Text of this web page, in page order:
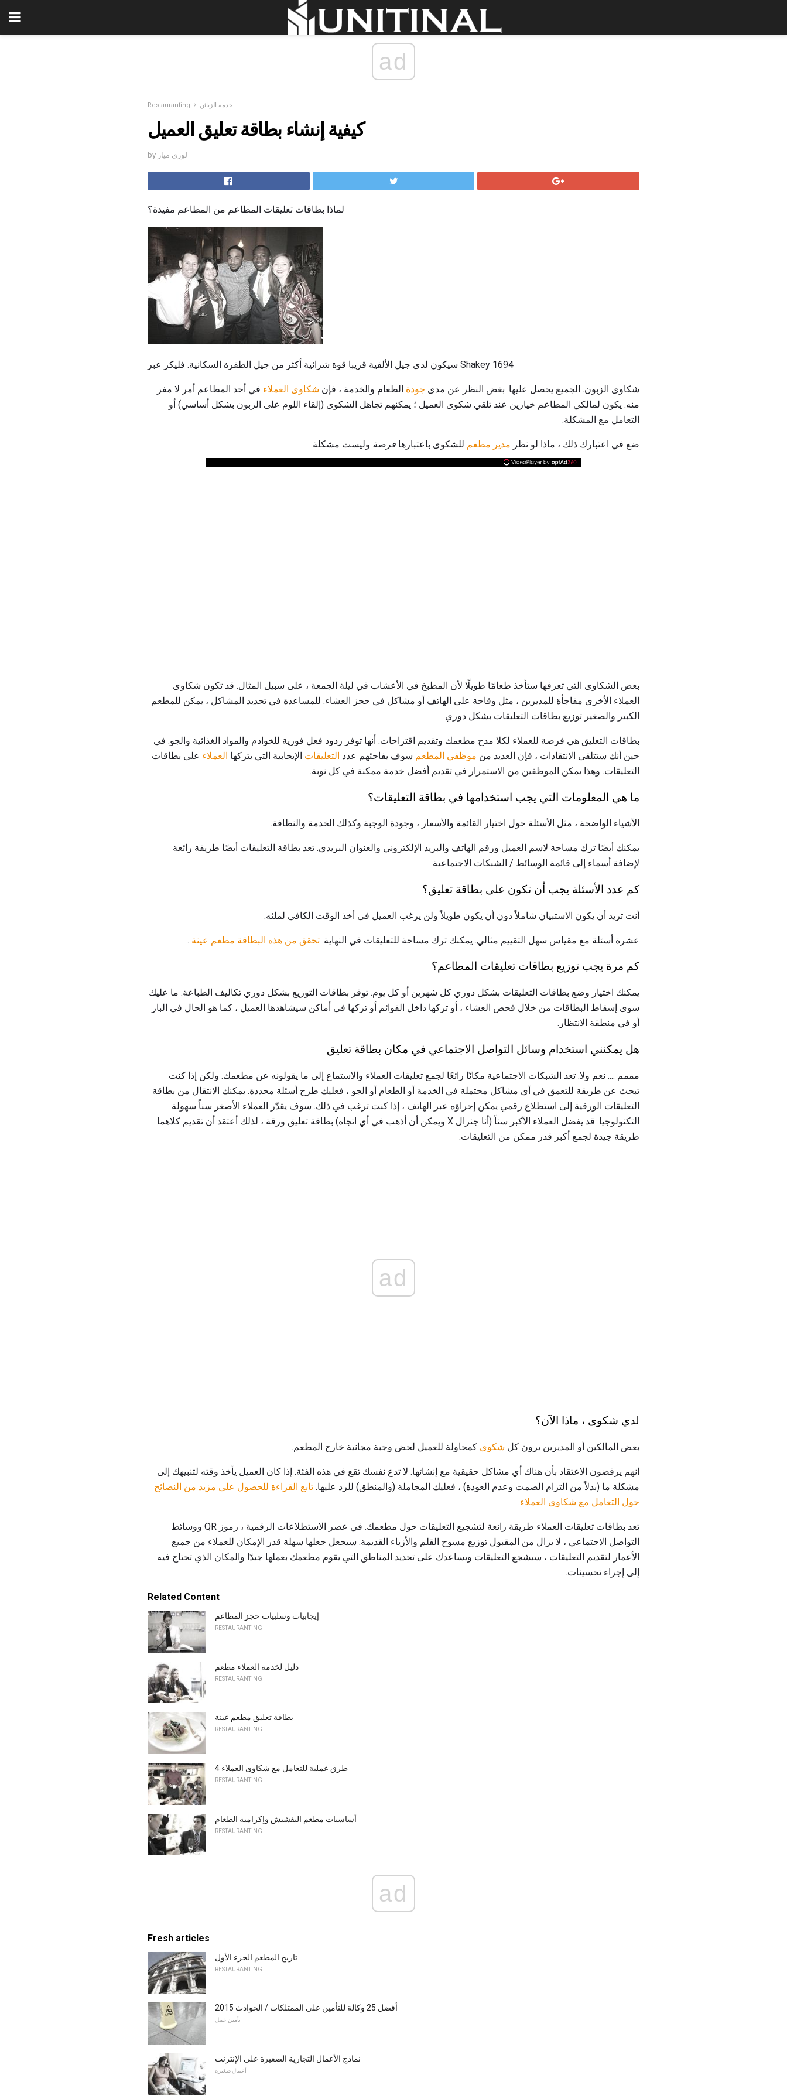
ad
Restauranting خدمة الزبائن
كيفية إنشاء بطاقة تعليق العميل
by لوري ميار
لماذا بطاقات تعليقات المطاعم من المطاعم مفيدة؟
سيكون لدى جيل الألفية قريبا قوة شرائية أكثر من جيل الطفرة السكانية. فليكر عبر Shakey 1694
شكاوى الزبون. الجميع يحصل عليها. بغض النظر عن مدى جودة الطعام والخدمة ، فإن شكاوى العملاء في أحد المطاعم أمر لا مفر
منه. يكون لمالكي المطاعم خيارين عند تلقي شكوى العميل ؛ يمكنهم تجاهل الشكوى (إلقاء اللوم على الزبون بشكل أساسي) أو
التعامل مع المشكلة.
ضع في اعتبارك ذلك ، ماذا لو نظر مدير مطعم للشكوى باعتبارها فرصة وليست مشكلة.
بعض الشكاوى التي تعرفها ستأخذ طعامًا طويلًا لأن المطبخ في الأعشاب في ليلة الجمعة ، على سبيل المثال. قد تكون شكاوى
العملاء الأخرى مفاجأة للمديرين ، مثل وقاحة على الهاتف أو مشاكل في حجز العشاء. للمساعدة في تحديد المشاكل ، يمكن للمطعم
الكبير والصغير توزيع بطاقات التعليقات بشكل دوري.
بطاقات التعليق هي فرصة للعملاء لكلا مدح مطعمك وتقديم اقتراحات. أنها توفر ردود فعل فورية للخوادم والمواد الغذائية والجو. في
حين أنك ستتلقى الانتقادات ، فإن العديد من موظفي المطعم سوف يفاجئهم عدد التعليقات الإيجابية التي يتركها العملاء على بطاقات
التعليقات. وهذا يمكن الموظفين من الاستمرار في تقديم أفضل خدمة ممكنة في كل نوبة.
ما هي المعلومات التي يجب استخدامها في بطاقة التعليقات؟
الأشياء الواضحة ، مثل الأسئلة حول اختيار القائمة والأسعار ، وجودة الوجبة وكذلك الخدمة والنظافة.
يمكنك أيضًا ترك مساحة لاسم العميل ورقم الهاتف والبريد الإلكتروني والعنوان البريدي. تعد بطاقة التعليقات أيضًا طريقة رائعة
لإضافة أسماء إلى قائمة الوسائط / الشبكات الاجتماعية.
كم عدد الأسئلة يجب أن تكون على بطاقة تعليق؟
أنت تريد أن يكون الاستبيان شاملاً دون أن يكون طويلاً ولن يرغب العميل في أخذ الوقت الكافي لملئه.
عشرة أسئلة مع مقياس سهل التقييم مثالي. يمكنك ترك مساحة للتعليقات في النهاية. تحقق من هذه البطاقة مطعم عينة .
كم مرة يجب توزيع بطاقات تعليقات المطاعم؟
يمكنك اختيار وضع بطاقات التعليقات بشكل دوري كل شهرين أو كل يوم. توفر بطاقات التوزيع بشكل دوري تكاليف الطباعة. ما عليك
سوى إسقاط البطاقات من خلال فحص العشاء ، أو تركها داخل القوائم أو تركها في أماكن سيشاهدها العميل ، كما هو الحال في البار
أو في منطقة الانتظار.
هل يمكنني استخدام وسائل التواصل الاجتماعي في مكان بطاقة تعليق
مممم .... نعم ولا. تعد الشبكات الاجتماعية مكانًا رائعًا لجمع تعليقات العملاء والاستماع إلى ما يقولونه عن مطعمك. ولكن إذا كنت
تبحث عن طريقة للتعمق في أي مشاكل محتملة في الخدمة أو الطعام أو الجو ، فعليك طرح أسئلة محددة. يمكنك الانتقال من بطاقة
التعليقات الورقية إلى استطلاع رقمي يمكن إجراؤه عبر الهاتف ، إذا كنت ترغب في ذلك. سوف يقدّر العملاء الأصغر سناً سهولة
التكنولوجيا. قد يفضل العملاء الأكبر سناً (أنا جنرال X ويمكن أن أذهب في أي اتجاه) بطاقة تعليق ورقة ، لذلك أعتقد أن تقديم كلاهما
طريقة جيدة لجمع أكبر قدر ممكن من التعليقات.
ad
لدي شكوى ، ماذا الآن؟
بعض المالكين أو المديرين يرون كل شكوى كمحاولة للعميل لحض وجبة مجانية خارج المطعم.
انهم يرفضون الاعتقاد بأن هناك أي مشاكل حقيقية مع إنشائها. لا تدع نفسك تقع في هذه الفئة. إذا كان العميل يأخذ وقته لتنبيهك إلى
مشكلة ما (بدلاً من التزام الصمت وعدم العودة) ، فعليك المجاملة (والمنطق) للرد عليها. تابع القراءة للحصول على مزيد من النصائح
حول التعامل مع شكاوى العملاء.
تعد بطاقات تعليقات العملاء طريقة رائعة لتشجيع التعليقات حول مطعمك. في عصر الاستطلاعات الرقمية ، رموز QR ووسائط
التواصل الاجتماعي ، لا يزال من المقبول توزيع مسوح القلم والأزياء القديمة. سيجعل جعلها سهلة قدر الإمكان للعملاء من جميع
الأعمار لتقديم التعليقات ، سيشجع التعليقات ويساعدك على تحديد المناطق التي يقوم مطعمك بعملها جيدًا والمكان الذي تحتاج فيه
إلى إجراء تحسينات.
Related Content
إيجابيات وسلبيات حجز المطاعم
RESTAURANTING
دليل لخدمة العملاء مطعم
RESTAURANTING
بطاقة تعليق مطعم عينة
RESTAURANTING
4 طرق عملية للتعامل مع شكاوى العملاء
RESTAURANTING
أساسيات مطعم البقشيش وإكرامية الطعام
RESTAURANTING
ad
Fresh articles
تاريخ المطعم الجزء الأول
RESTAURANTING
أفضل 25 وكالة للتأمين على الممتلكات / الحوادث 2015
تأمين عمل
نماذج الأعمال التجارية الصغيرة على الإنترنت
أعمال صغيرة